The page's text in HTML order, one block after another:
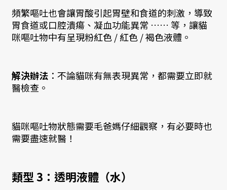
頻繁嘔吐也會讓胃酸引起胃壁和食道的刺激，導致
胃食道或口腔潰瘍、凝血功能異常 …… 等，讓貓
咪嘔吐物中有呈現粉紅色 / 紅色 / 褐色液體。
解決辦法 ：不論貓咪有無表現異常，都需要立即就
醫檢查。
貓咪嘔吐物狀態需要毛爸媽仔細觀察，有必要時也
需要盡速就醫！
類型 3：透明液體（水）